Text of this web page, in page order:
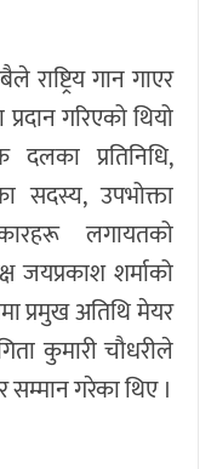
गान गाएर
गरिएको थियो
दलका प्रतिनिधि,
सदस्य, उपभोक्ता
लगायतको
जयप्रकाश शर्माको
प्रमुख अतिथि मेयर
कुमारी चौधरीले
गरेका थिए ।